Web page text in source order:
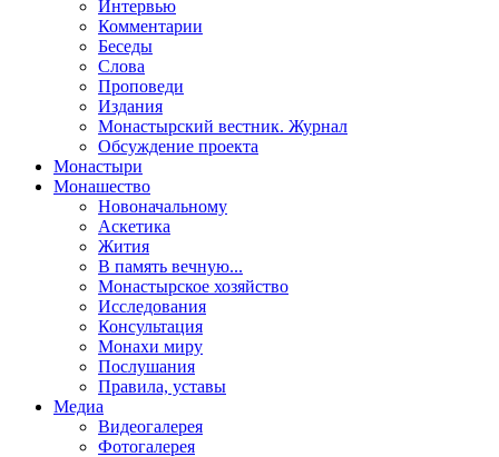
Интервью
Комментарии
Беседы
Слова
Проповеди
Издания
Монастырский вестник. Журнал
Обсуждение проекта
Монастыри
Монашество
Новоначальному
Аскетика
Жития
В память вечную...
Монастырское хозяйство
Исследования
Консультация
Монахи миру
Послушания
Правила, уставы
Медиа
Видеогалерея
Фотогалерея